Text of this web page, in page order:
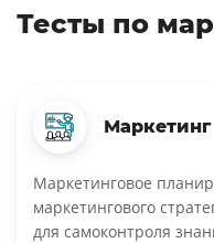
Тесты по
Маркетинг
Маркетинговое
маркетингового
для самоконтроля